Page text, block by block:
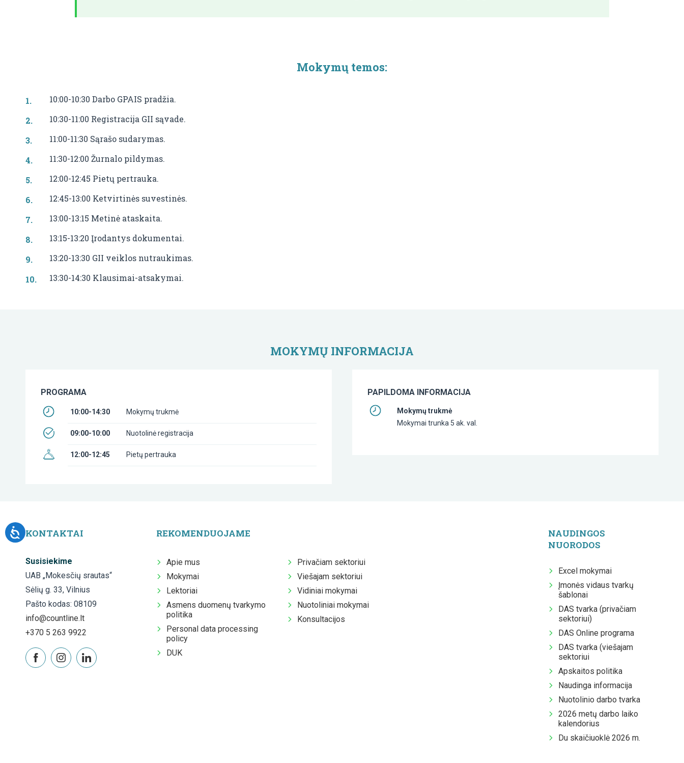
Mokymų temos:
10:00-10:30 Darbo GPAIS pradžia.
10:30-11:00 Registracija GII sąvade.
11:00-11:30 Sąrašo sudarymas.
11:30-12:00 Žurnalo pildymas.
12:00-12:45 Pietų pertrauka.
12:45-13:00 Ketvirtinės suvestinės.
13:00-13:15 Metinė ataskaita.
13:15-13:20 Įrodantys dokumentai.
13:20-13:30 GII veiklos nutraukimas.
13:30-14:30 Klausimai-atsakymai.
MOKYMŲ INFORMACIJA
PROGRAMA
10:00-14:30 Mokymų trukmė
09:00-10:00 Nuotolinė registracija
12:00-12:45 Pietų pertrauka
PAPILDOMA INFORMACIJA
Mokymų trukmė
Mokymai trunka 5 ak. val.
KONTAKTAI
Susisiekime
UAB „Mokesčių srautas“
Sėlių g. 33, Vilnius
Pašto kodas: 08109
info@countline.lt
+370 5 263 9922
REKOMENDUOJAME
Apie mus
Mokymai
Lektoriai
Asmens duomenų tvarkymo
politika
Personal data processing
policy
DUK
Privačiam sektoriui
Viešajam sektoriui
Vidiniai mokymai
Nuotoliniai mokymai
Konsultacijos
NAUDINGOS
NUORODOS
Excel mokymai
Įmonės vidaus tvarkų
šablonai
DAS tvarka (privačiam
sektoriui)
DAS Online programa
DAS tvarka (viešajam
sektoriui
Apskaitos politika
Naudinga informacija
Nuotolinio darbo tvarka
2026 metų darbo laiko
kalendorius
Du skaičiuoklė 2026 m.